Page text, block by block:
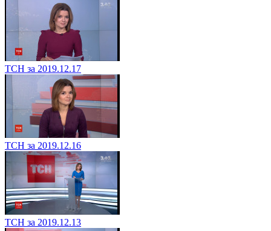
ТСН за 2019.12.17
ТСН за 2019.12.16
ТСН за 2019.12.13